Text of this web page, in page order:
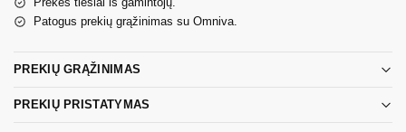
Patogus prekių grąžinimas su Omniva.
PREKIŲ GRĄŽINIMAS
PREKIŲ PRISTATYMAS